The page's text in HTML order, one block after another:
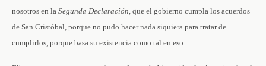
nosotros en la Segunda Declaración, que el gobierno cumpla los acuerdos
de San Cristóbal, porque no pudo hacer nada siquiera para tratar de
cumplirlos, porque basa su existencia como tal en eso.